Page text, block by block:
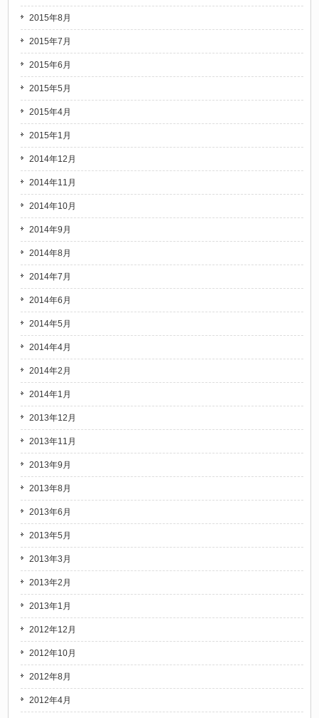
2015年8月
2015年7月
2015年6月
2015年5月
2015年4月
2015年1月
2014年12月
2014年11月
2014年10月
2014年9月
2014年8月
2014年7月
2014年6月
2014年5月
2014年4月
2014年2月
2014年1月
2013年12月
2013年11月
2013年9月
2013年8月
2013年6月
2013年5月
2013年3月
2013年2月
2013年1月
2012年12月
2012年10月
2012年8月
2012年4月